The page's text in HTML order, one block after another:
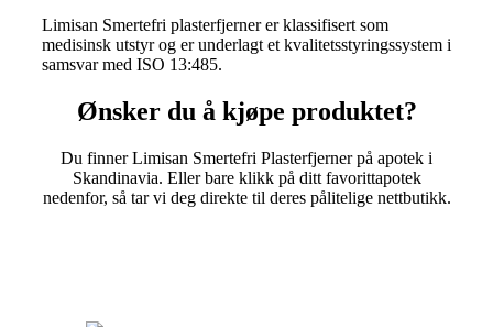
Limisan Smertefri plasterfjerner er klassifisert som
medisinsk utstyr og er underlagt et kvalitetsstyringssystem i
samsvar med ISO 13:485.
Ønsker du å kjøpe produktet?
Du finner Limisan Smertefri Plasterfjerner på apotek i
Skandinavia. Eller bare klikk på ditt favorittapotek
nedenfor, så tar vi deg direkte til deres pålitelige nettbutikk.